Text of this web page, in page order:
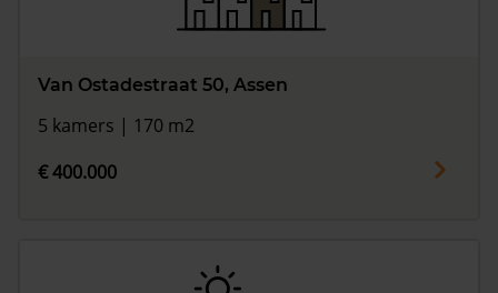
Van Ostadestraat 50, Assen
5 kamers | 170 m2
€ 400.000